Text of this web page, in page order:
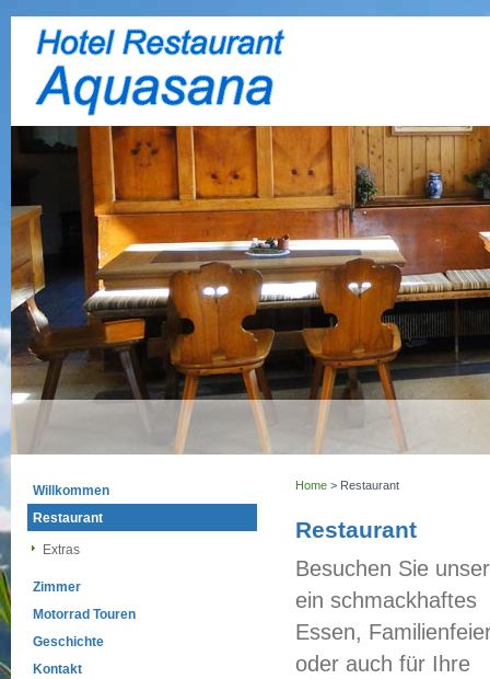
Willkommen
Restaurant
Extras
Zimmer
Motorrad Touren
Geschichte
Kontakt
Home > Restaurant
Restaurant
Besuchen Sie
ein schmackhaftes
Essen,
oder auch für Ihre